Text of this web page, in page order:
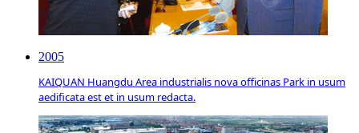
2005
KAIQUAN Huangdu Area industrialis nova officinas Park in usum
aedificata est et in usum redacta.